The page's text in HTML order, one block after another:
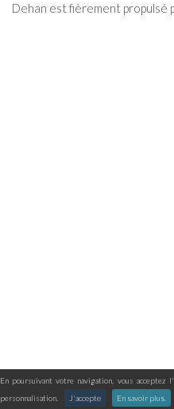
En poursuivant votre navigation, vous
personnalisation.
J'accepte En savoir plus.
Dehan est fièrement propulsé